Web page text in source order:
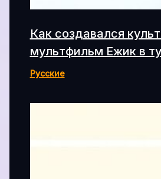
Как создавался
мультфильм Ежик в
Русские